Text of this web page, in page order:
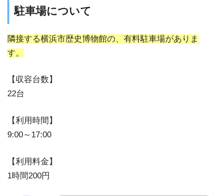
駐⾞場について
隣接する横浜市歴史博物館の、有料駐⾞場がありま
す。
【収容台数】
22台
【利⽤時間】
9:00～17:00
【利⽤料金】
1時間200円